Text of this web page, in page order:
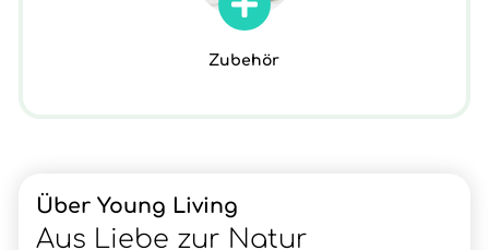
Zubehör
Über Young Living
Aus Liebe zur Natur